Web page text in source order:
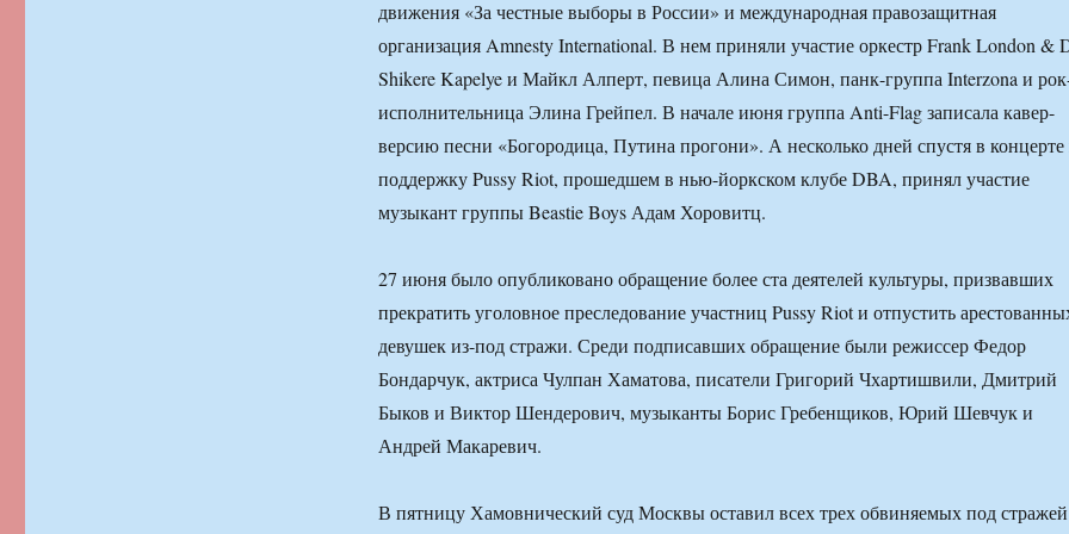
движения «За честные выборы в России» и международная правозащитная
организация Amnesty International. В нем приняли участие оркестр Frank London &
Shikere Kapelye и Майкл Алперт, певица Алина Симон, панк-группа Interzona и
исполнительница Элина Грейпел. В начале июня группа Anti-Flag записала кавер-
версию песни «Богородица, Путина прогони». А несколько дней спустя в концерте
поддержку Pussy Riot, прошедшем в нью-йоркском клубе DBA, принял участие
музыкант группы Beastie Boys Адам Хоровитц.
27 июня было опубликовано обращение более ста деятелей культуры, призвавших
прекратить уголовное преследование участниц Pussy Riot и отпустить
девушек из-под стражи. Среди подписавших обращение были режиссер Федор
Бондарчук, актриса Чулпан Хаматова, писатели Григорий Чхартишвили, Дмитрий
Быков и Виктор Шендерович, музыканты Борис Гребенщиков, Юрий Шевчук и
Андрей Макаревич.
В пятницу Хамовнический суд Москвы оставил всех трех обвиняемых под стражей